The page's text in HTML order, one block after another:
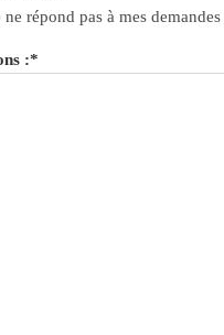
répond pas à mes demandes
:*